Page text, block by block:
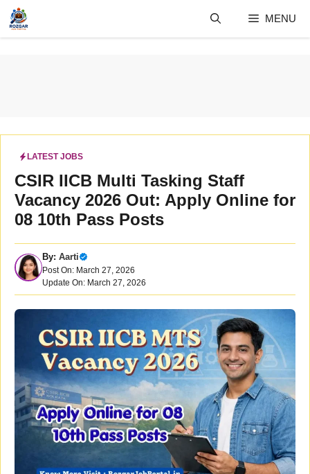
Skip
content
MENU
LATEST JOBS
CSIR IICB Multi Tasking Staff
Vacancy 2026 Out: Apply Online for
08 10th Pass Posts
By: Aarti
Post On: March 27, 2026
Update On: March 27, 2026